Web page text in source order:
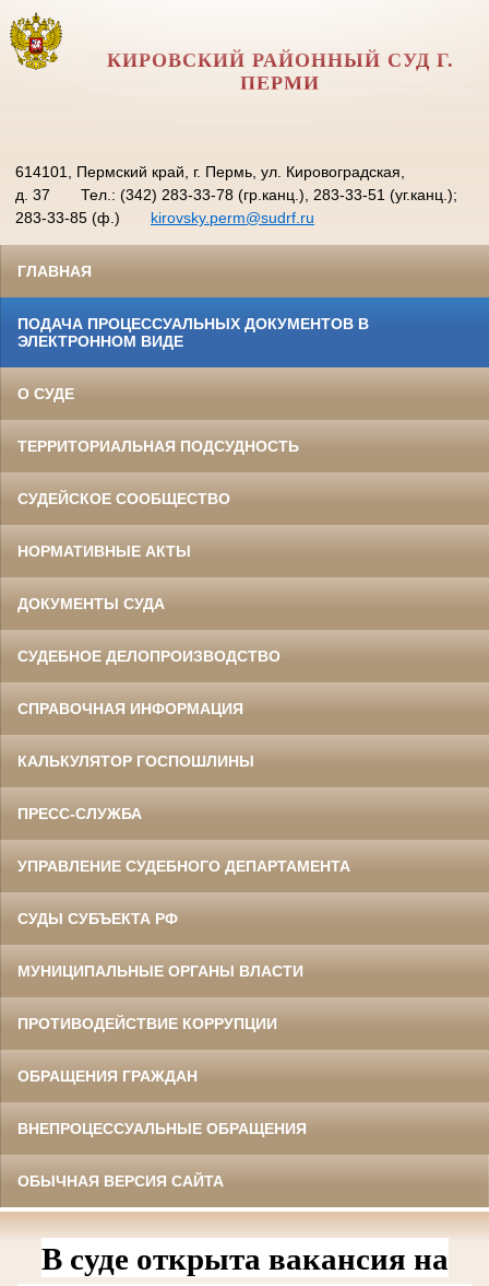
КИРОВСКИЙ РАЙОННЫЙ СУД Г.
ПЕРМИ
614101, Пермский край, г. Пермь, ул. Кировоградская,
д. 37
Тел.: (342) 283-33-78 (гр.канц.), 283-33-51 (уг.канц.);
283-33-85 (ф.)
kirovsky.perm@sudrf.ru
ГЛАВНАЯ
ПОДАЧА ПРОЦЕССУАЛЬНЫХ ДОКУМЕНТОВ В
ЭЛЕКТРОННОМ ВИДЕ
О СУДЕ
ТЕРРИТОРИАЛЬНАЯ ПОДСУДНОСТЬ
СУДЕЙСКОЕ СООБЩЕСТВО
НОРМАТИВНЫЕ АКТЫ
ДОКУМЕНТЫ СУДА
СУДЕБНОЕ ДЕЛОПРОИЗВОДСТВО
СПРАВОЧНАЯ ИНФОРМАЦИЯ
КАЛЬКУЛЯТОР ГОСПОШЛИНЫ
ПРЕСС-СЛУЖБА
УПРАВЛЕНИЕ СУДЕБНОГО ДЕПАРТАМЕНТА
СУДЫ СУБЪЕКТА РФ
МУНИЦИПАЛЬНЫЕ ОРГАНЫ ВЛАСТИ
ПРОТИВОДЕЙСТВИЕ КОРРУПЦИИ
ОБРАЩЕНИЯ ГРАЖДАН
ВНЕПРОЦЕССУАЛЬНЫЕ ОБРАЩЕНИЯ
ОБЫЧНАЯ ВЕРСИЯ САЙТА
В суде открыта вакансия на